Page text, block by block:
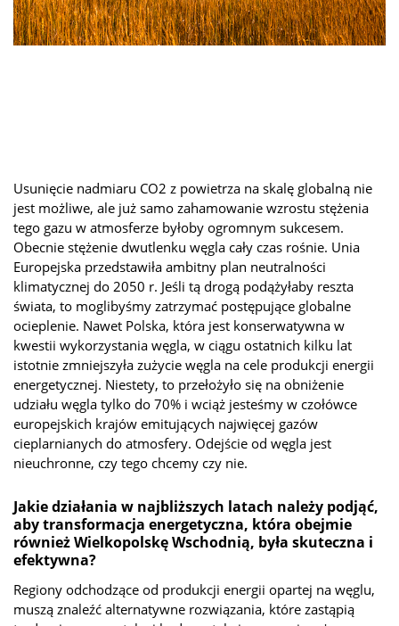
Usunięcie nadmiaru CO2 z powietrza na skalę globalną nie
jest możliwe, ale już samo zahamowanie wzrostu stężenia
tego gazu w atmosferze byłoby ogromnym sukcesem.
Obecnie stężenie dwutlenku węgla cały czas rośnie. Unia
Europejska przedstawiła ambitny plan neutralności
klimatycznej do 2050 r. Jeśli tą drogą podążyłaby reszta
świata, to moglibyśmy zatrzymać postępujące globalne
ocieplenie. Nawet Polska, która jest konserwatywna w
kwestii wykorzystania węgla, w ciągu ostatnich kilku lat
istotnie zmniejszyła zużycie węgla na cele produkcji energii
energetycznej. Niestety, to przełożyło się na obniżenie
udziału węgla tylko do 70% i wciąż jesteśmy w czołówce
europejskich krajów emitujących najwięcej gazów
cieplarnianych do atmosfery. Odejście od węgla jest
nieuchronne, czy tego chcemy czy nie.
Jakie działania w najbliższych latach należy podjąć,
aby transformacja energetyczna, która obejmie
również Wielkopolskę Wschodnią, była skuteczna i
efektywna?
Regiony odchodzące od produkcji energii opartej na węglu,
muszą znaleźć alternatywne rozwiązania, które zastąpią